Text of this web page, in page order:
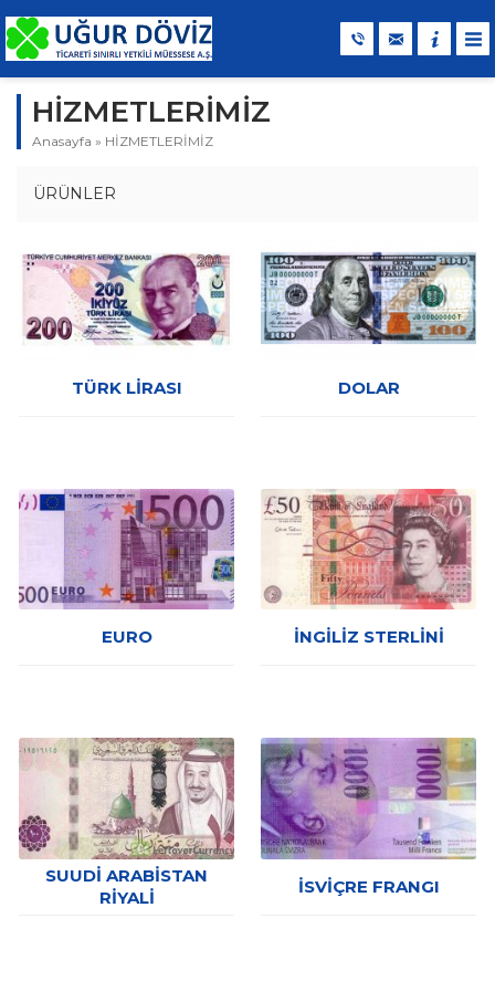
HİZMETLERİMİZ
Anasayfa » HİZMETLERİMİZ
ÜRÜNLER
TÜRK LİRASI DOLAR
EURO İNGILIZ STERLINI
SUUDI ARABISTAN
RIYALI
İSVIÇRE FRANGI